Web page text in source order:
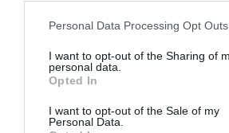
Please note that this website/app uses
not limited to your visit or usage
grant or deny consent to Google and its
use your data for below specified
consent section.
Personal Data Processing Opt Outs
I want to opt-out of the Sharing of
personal data.
Opted In
I want to opt-out of the Sale of my
Personal Data.
03.08.2026 | 19:02
Ξέπλυμα της ανοησίας από τη
ρεπόρτερ του ΟΡΕΝ: «Όλοι να